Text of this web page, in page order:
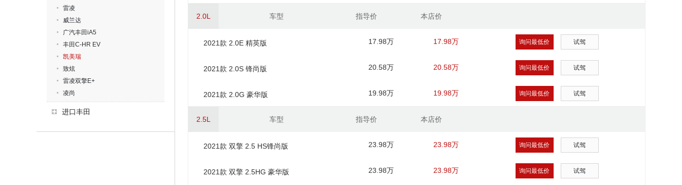
雷凌
威兰达
广汽丰田iA5
丰田C-HR EV
凯美瑞
致炫
雷凌双擎E+
凌尚
进口丰田
2.0L 车型 指导价 本店价
2021款 2.0E 精英版 17.98万 17.98万 询问最低价 试驾
2021款 2.0S 锋尚版 20.58万 20.58万 询问最低价 试驾
2021款 2.0G 豪华版 19.98万 19.98万 询问最低价 试驾
2.5L 车型 指导价 本店价
2021款 双擎 2.5 HS锋尚版 23.98万 23.98万 询问最低价 试驾
2021款 双擎 2.5HG 豪华版 23.98万 23.98万 询问最低价 试驾